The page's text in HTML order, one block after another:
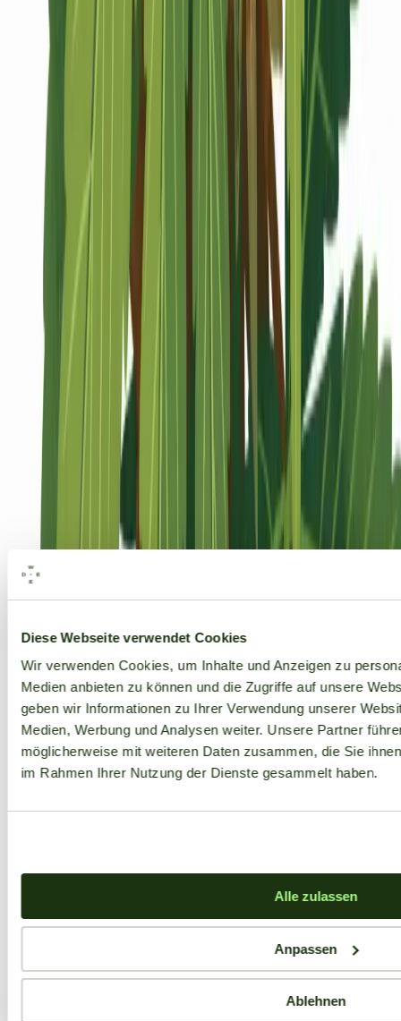
Diese Webseite verwendet Cookies
Wir verwenden Cookies, um Inhalte und Anzeigen zu
Medien anbieten zu können und die Zugriffe auf unsere
geben wir Informationen zu Ihrer Verwendung unserer
Medien, Werbung und Analysen weiter. Unsere Partner
möglicherweise mit weiteren Daten zusammen, die Sie
im Rahmen Ihrer Nutzung der Dienste gesammelt haben.
Alle zulassen
Anpassen
Ablehnen
Marken